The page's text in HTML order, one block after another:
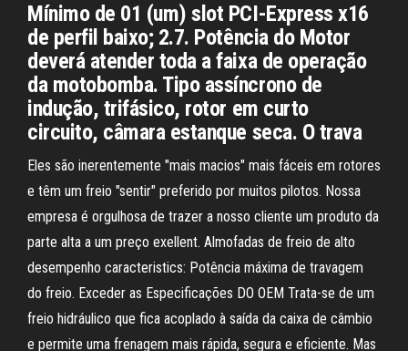
Mínimo de 01 (um) slot PCI-Express x16
de perfil baixo; 2.7. Potência do Motor
deverá atender toda a faixa de operação
da motobomba. Tipo assíncrono de
indução, trifásico, rotor em curto
circuito, câmara estanque seca. O trava
Eles são inerentemente "mais macios" mais fáceis em rotores
e têm um freio "sentir" preferido por muitos pilotos. Nossa
empresa é orgulhosa de trazer a nosso cliente um produto da
parte alta a um preço exellent. Almofadas de freio de alto
desempenho caracteristics: Potência máxima de travagem
do freio. Exceder as Especificações DO OEM Trata-se de um
freio hidráulico que fica acoplado à saída da caixa de câmbio
e permite uma frenagem mais rápida, segura e eficiente. Mas